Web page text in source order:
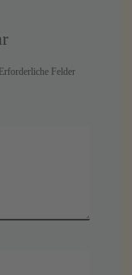
Erforderliche Felder